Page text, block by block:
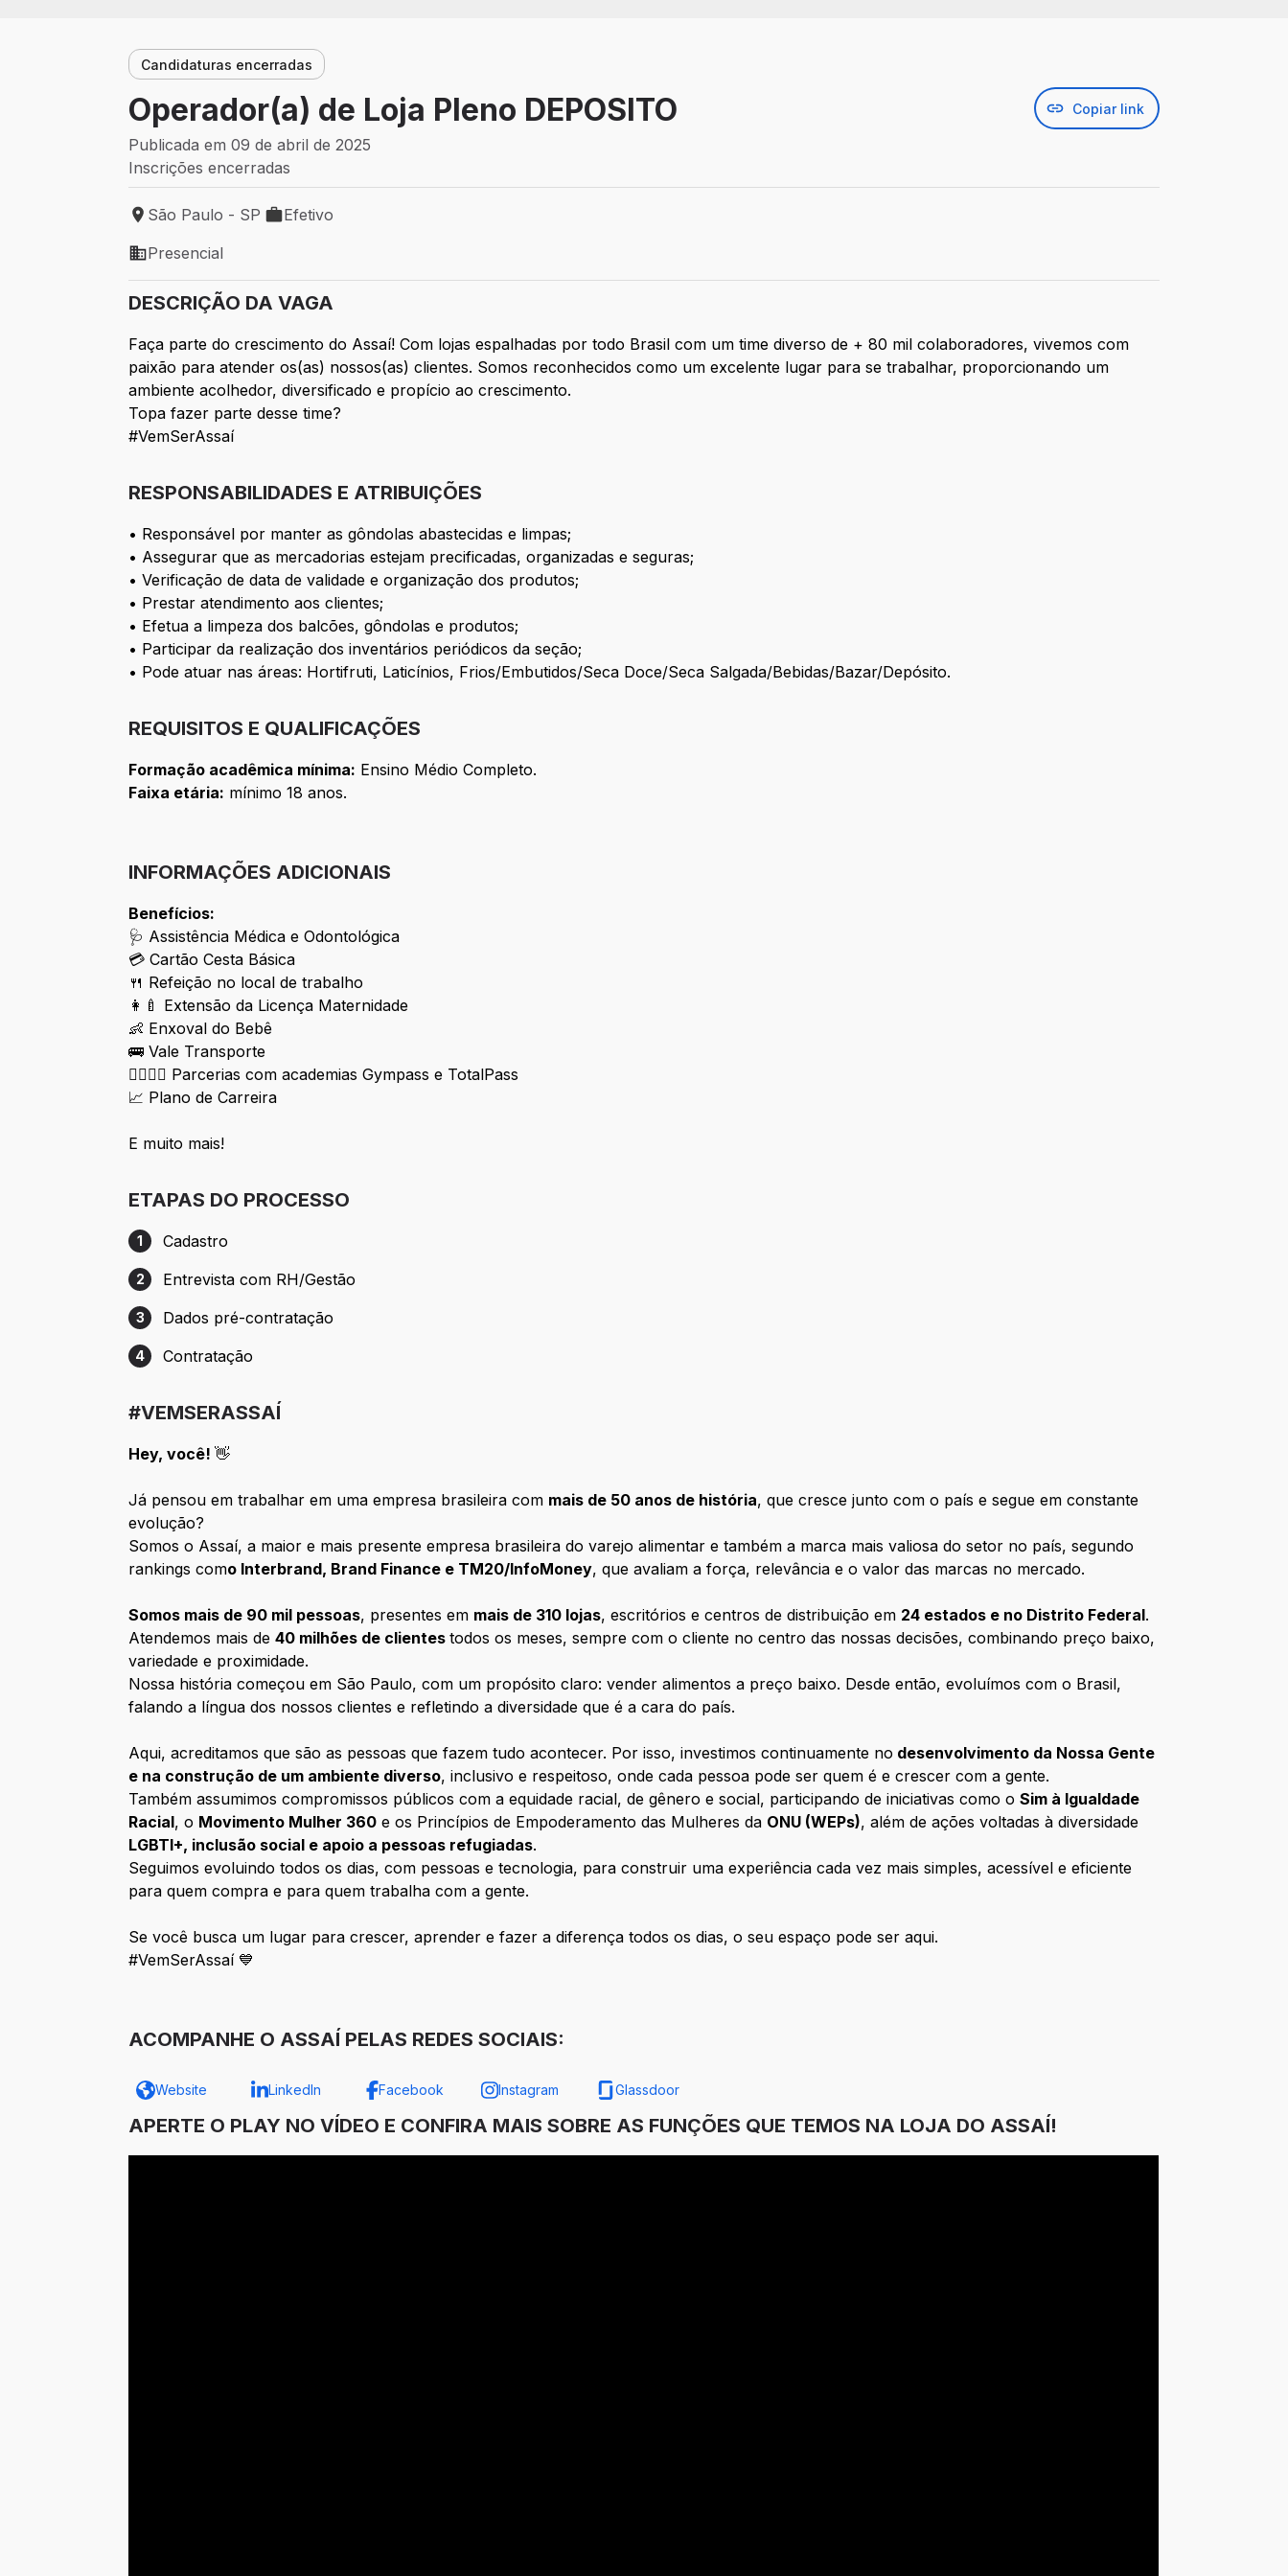
Candidaturas encerradas
Operador(a) de Loja Pleno DEPOSITO Copiar link
Publicada em 09 de abril de 2025
Inscrições encerradas
Local de trabalho: São Paulo - SP
São Paulo - SP
Tipo de vaga: Efetivo
Efetivo
Modelo de trabalho: Presencial
Presencial
DESCRIÇÃO DA VAGA
Faça parte do crescimento do Assaí! Com lojas espalhadas por todo Brasil com um time diverso de + 80 mil colaboradores, vivemos com
paixão para atender os(as) nossos(as) clientes. Somos reconhecidos como um excelente lugar para se trabalhar, proporcionando um
ambiente acolhedor, diversificado e propício ao crescimento.
Topa fazer parte desse time?
#VemSerAssaí
RESPONSABILIDADES E ATRIBUIÇÕES
• Responsável por manter as gôndolas abastecidas e limpas;
• Assegurar que as mercadorias estejam precificadas, organizadas e seguras;
• Verificação de data de validade e organização dos produtos;
• Prestar atendimento aos clientes;
• Efetua a limpeza dos balcões, gôndolas e produtos;
• Participar da realização dos inventários periódicos da seção;
• Pode atuar nas áreas: Hortifruti, Laticínios, Frios/Embutidos/Seca Doce/Seca Salgada/Bebidas/Bazar/Depósito.
REQUISITOS E QUALIFICAÇÕES
Formação acadêmica mínima: Ensino Médio Completo.
Faixa etária: mínimo 18 anos.
INFORMAÇÕES ADICIONAIS
Benefícios:
🩺 Assistência Médica e Odontológica
💳 Cartão Cesta Básica
🍴 Refeição no local de trabalho
👩‍🍼 Extensão da Licença Maternidade
👶 Enxoval do Bebê
🚌 Vale Transporte
🏋️‍♀️🏋️‍♂️ Parcerias com academias Gympass e TotalPass
📈 Plano de Carreira
E muito mais!
ETAPAS DO PROCESSO
Etapa 1: Cadastro
1 Cadastro
Etapa 2: Entrevista com RH/Gestão
2 Entrevista com RH/Gestão
Etapa 3: Dados pré-contratação
3 Dados pré-contratação
Etapa 4: Contratação
4 Contratação
#VEMSERASSAÍ
Hey, você!👋
Já pensou em trabalhar em uma empresa brasileira com mais de 50 anos de história, que cresce junto com o país e segue em constante
evolução?
Somos o Assaí, a maior e mais presente empresa brasileira do varejo alimentar e também a marca mais valiosa do setor no país, segundo
rankings como Interbrand, Brand Finance e TM20/InfoMoney, que avaliam a força, relevância e o valor das marcas no mercado.
Somos mais de 90 mil pessoas, presentes em mais de 310 lojas, escritórios e centros de distribuição em 24 estados e no Distrito Federal.
Atendemos mais de40 milhões de clientestodos os meses, sempre com o cliente no centro das nossas decisões, combinando preço baixo,
variedade e proximidade.
Nossa história começou em São Paulo, com um propósito claro: vender alimentos a preço baixo. Desde então, evoluímos com o Brasil,
falando a língua dos nossos clientes e refletindo a diversidade que é a cara do país.
Aqui, acreditamos que são as pessoas que fazem tudo acontecer. Por isso, investimos continuamente no desenvolvimento da Nossa Gente
e na construção de um ambiente diverso, inclusivo e respeitoso, onde cada pessoa pode ser quem é e crescer com a gente.
Também assumimos compromissos públicos com a equidade racial, de gênero e social, participando de iniciativas como oSim à Igualdade
Racial, o Movimento Mulher 360 e os Princípios de Empoderamento das Mulheres da ONU (WEPs), além de ações voltadas à diversidade
LGBTI+, inclusão social e apoio a pessoas refugiadas.
Seguimos evoluindo todos os dias, com pessoas e tecnologia, para construir uma experiência cada vez mais simples, acessível e eficiente
para quem compra e para quem trabalha com a gente.
Se você busca um lugar para crescer, aprender e fazer a diferença todos os dias, o seu espaço pode ser aqui.
#VemSerAssaí 💙
ACOMPANHE O ASSAÍ PELAS REDES SOCIAIS:
Website LinkedIn Facebook Instagram Glassdoor
APERTE O PLAY NO VÍDEO E CONFIRA MAIS SOBRE AS FUNÇÕES QUE TEMOS NA LOJA DO ASSAÍ!